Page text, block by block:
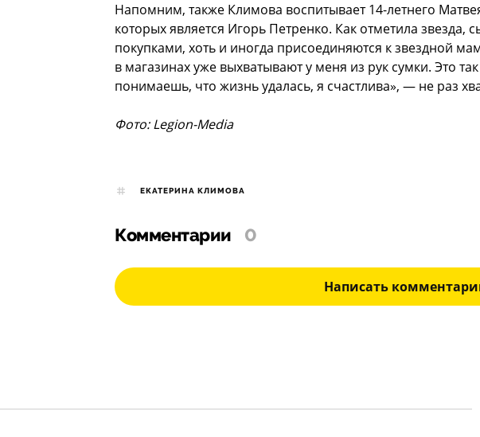
Напомним, также Климова воспитывает 14-летнего
которых является Игорь Петренко. Как отметила звезда,
покупками, хоть и иногда присоединяются к звездной
в магазинах уже выхватывают у меня из рук сумки. Это
понимаешь, что жизнь удалась, я счастлива», — не раз
Фото: Legion-Media
ЕКАТЕРИНА КЛИМОВА
Комментарии 0
Написать